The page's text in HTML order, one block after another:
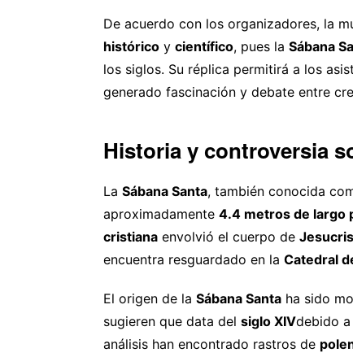
De acuerdo con los organizadores, la
histórico y científico, pues la Sábana
los siglos. Su réplica permitirá a los
generado fascinación y debate entre
Historia y controversia
La Sábana Santa, también conocida
aproximadamente 4.4 metros de largo
cristiana envolvió el cuerpo de
encuentra resguardado en la Catedral
El origen de la Sábana Santa ha sido
sugieren que data del siglo XIVdebido
análisis han encontrado rastros de